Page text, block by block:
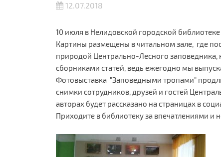
12.07.2018
10 июля в Нелидовской городской
Картины размещены в читальном зале, где
природой Центрально-Лесного
сборниками статей, ведь ежегодно мы
Фотовыставка "Заповедными тропами"
снимки сотрудников, друзей и гостей
авторах будет рассказано на страницах в
Приходите в библиотеку за впечатлениями и